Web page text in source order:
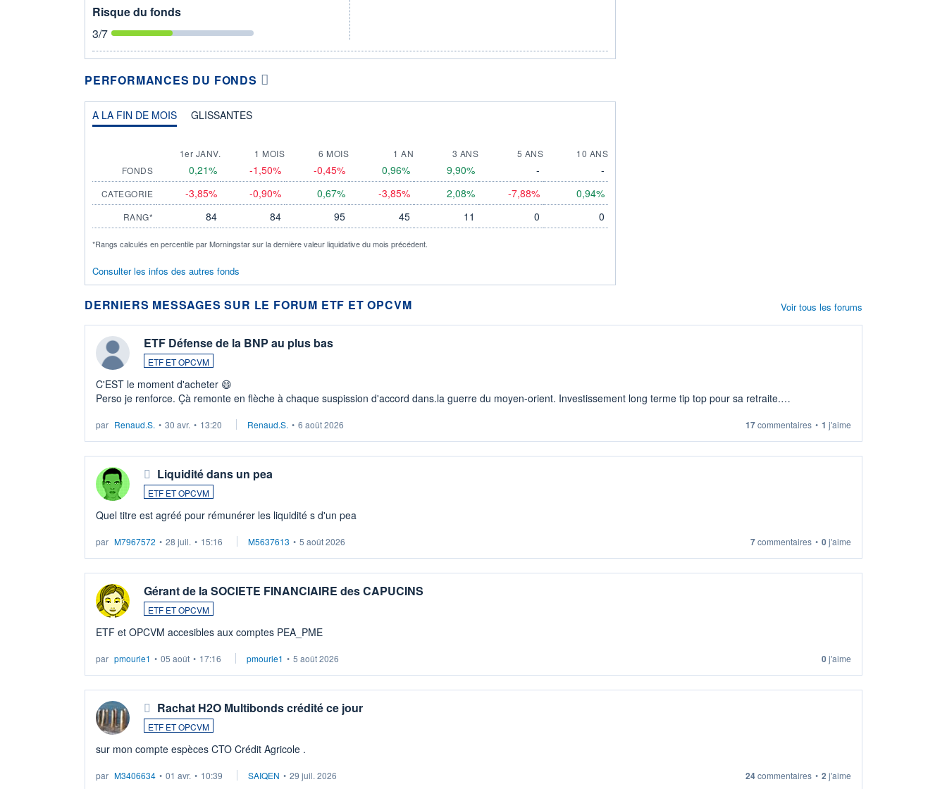
Risque du fonds
3/7
PERFORMANCES DU FONDS
A LA FIN DE MOIS GLISSANTES
1er JANV. 1 MOIS 6 MOIS 1 AN 3 ANS 5 ANS
10 ANS
FONDS
0,21% -1,50% -0,45% 0,96% 9,90% - -
CATEGORIE -3,85% -0,90% 0,67% -3,85% 2,08% -7,88% 0,94%
RANG* 84 84 95 45 11 0 0
*Rangs calculés en percentile par Morningstar sur la dernière valeur liquidative du mois précédent.
Consulter les infos des autres fonds
DERNIERS MESSAGES SUR LE FORUM ETF ET OPCVM
ETF Défense de la BNP au plus bas
ETF ET OPCVM
C'EST le moment d'acheter 😄​
Perso je renforce. Çà remonte en flèche à chaque suspission d'accord dans.la guerre du moyen-orient. Investissement long terme tip top pour sa retraite.
par Renaud.S. • 30 avr. • 13:20 Renaud.S. • 6 août 2026 17commentaires • 1 j'aime
Liquidité dans un pea
ETF ET OPCVM
Quel titre est agréé pour rémunérer les liquidité s d'un pea
par M7967572 • 28 juil. • 15:16 M5637613 • 5 août 2026 7commentaires • 0j'aime
Gérant de la SOCIETE FINANCIAIRE des CAPUCINS
ETF ET OPCVM
ETF et OPCVM accesibles aux comptes PEA_PME
par pmourie1 • 05 août • 17:16 pmourie1 • 5 août 2026 0j'aime
Rachat H2O Multibonds crédité ce jour
ETF ET OPCVM
sur mon compte espèces CTO Crédit Agricole .
par M3406634 • 01 avr. • 10:39 SAIQEN • 29 juil. 2026 24commentaires • 2 j'aime
Voir tous les forums